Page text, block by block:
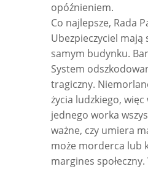
opóźnieniem.
Co najlepsze, Rada
Ubezpieczyciel mają
samym budynku.
System
tragiczny.
życia ludzkiego,
jednego worka
ważne, czy umiera
może morderca lub
margines